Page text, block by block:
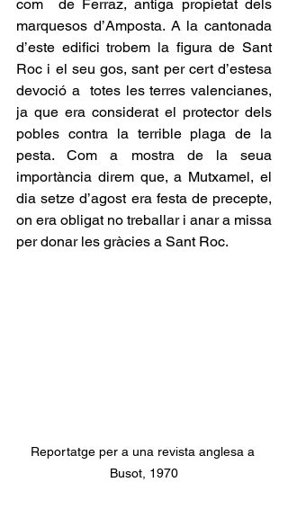
com  de Ferraz, antiga propietat dels
marquesos d’Amposta. A la cantonada
d’este edifici trobem la figura de Sant
Roc i el seu gos, sant per cert d’estesa
devoció a  totes les terres valencianes,
ja que era considerat el protector dels
pobles contra la terrible plaga de la
pesta. Com a mostra de la seua
importància direm que, a Mutxamel, el
dia setze d’agost era festa de precepte,
on era obligat no treballar i anar a missa
per donar les gràcies a Sant Roc.
Reportatge per a una revista anglesa a
Busot, 1970